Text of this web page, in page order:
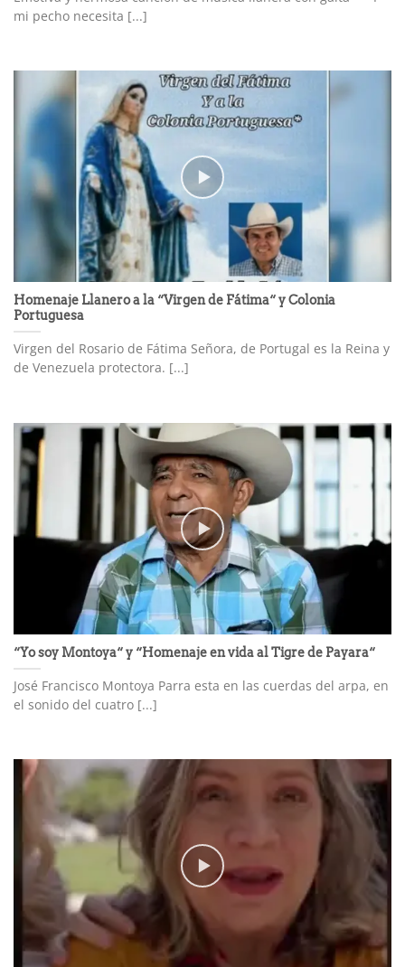
mi pecho necesita [...]
Homenaje Llanero a la “Virgen de Fátima“ y Colonia
Portuguesa
Virgen del Rosario de Fátima Señora, de Portugal es la Reina y
de Venezuela protectora. [...]
“Yo soy Montoya“ y “Homenaje en vida al Tigre de Payara“
José Francisco Montoya Parra esta en las cuerdas del arpa, en
el sonido del cuatro [...]